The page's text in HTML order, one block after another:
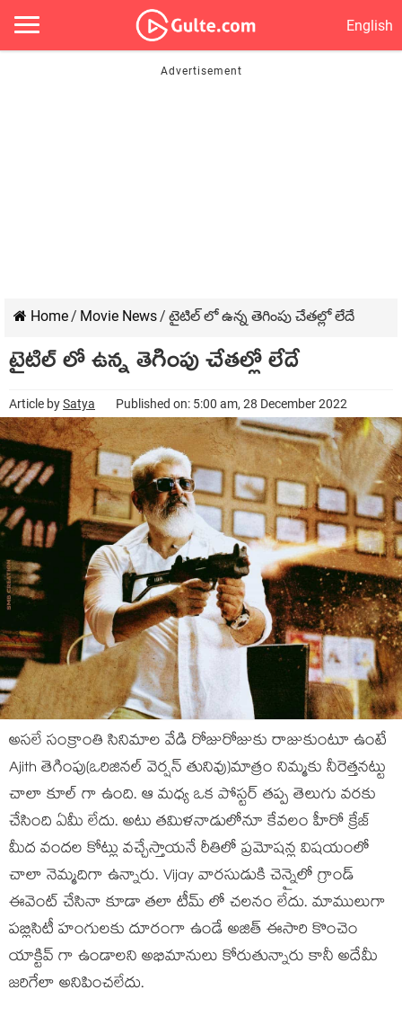
English
Home/ Movie News/ టైటిల్ లో ఉన్న తెగింపు చేతల్లో లేదే
టైటిల్ లో ఉన్న తెగింపు చేతల్లో లేదే
Article bySatya Published on: 5:00 am, 28 December 2022
అసలే సంక్రాంతి సినిమాల వేడి రోజురోజుకు రాజుకుంటూ ఉంటే
Ajith తెగింపు(ఒరిజినల్ వెర్షన్ తునివు)మాత్రం నిమ్మకు నీరెత్తనట్టు
చాలా కూల్ గా ఉంది. ఆ మధ్య ఒక పోస్టర్ తప్ప తెలుగు వరకు
చేసింది ఏమీ లేదు. అటు తమిళనాడులోనూ కేవలం హీరో క్రేజ్
మీద వందల కోట్లు వచ్చేస్తాయనే రీతిలో ప్రమోషన్ల విషయంలో
చాలా నెమ్మదిగా ఉన్నారు. Vijay వారసుడుకి చెన్నైలో గ్రాండ్
ఈవెంట్ చేసినా కూడా తలా టీమ్ లో చలనం లేదు. మాములుగా
పబ్లిసిటీ హంగులకు దూరంగా ఉండే అజిత్ ఈసారి కొంచెం
యాక్టివ్ గా ఉండాలని అభిమానులు కోరుతున్నారు కానీ అదేమీ
జరిగేలా అనిపించలేదు.